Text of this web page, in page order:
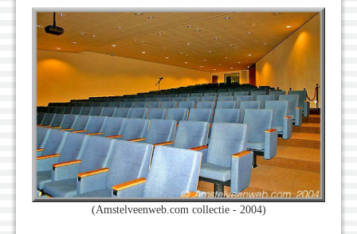
(Amstelveenweb.com collectie - 2004)